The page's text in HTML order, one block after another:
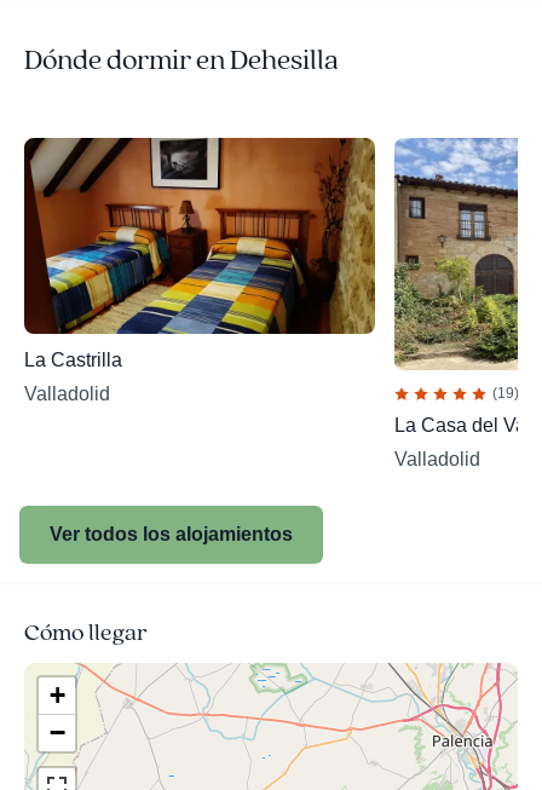
Dónde dormir en Dehesilla
La Castrilla
Valladolid
(19)
La Casa del
Valladolid
Ver todos los alojamientos
Cómo llegar
+
−